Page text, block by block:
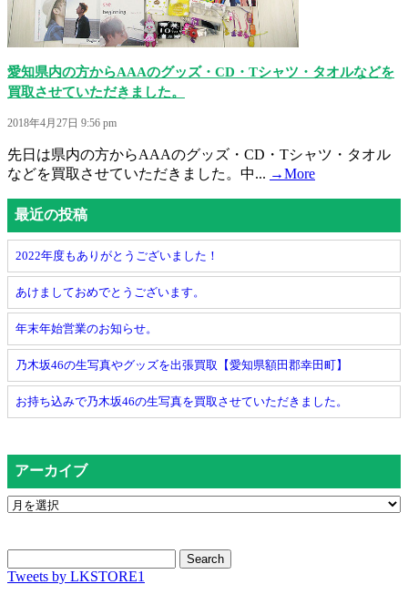
愛知県内の方からAAAのグッズ・CD・Tシャツ・タオルなどを
買取させていただきました。
2018年4月27日 9:56 pm
先日は県内の方からAAAのグッズ・CD・Tシャツ・タオル
などを買取させていただきました。中... →More
最近の投稿
2022年度もありがとうございました！
あけましておめでとうございます。
年末年始営業のお知らせ。
乃木坂46の生写真やグッズを出張買取【愛知県額田郡幸田町】
お持ち込みで乃木坂46の生写真を買取させていただきました。
アーカイブ
Search
Tweets by LKSTORE1